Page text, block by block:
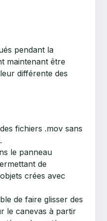
pendant la
maintenant être
différente des
fichiers .mov sans
le panneau
de
crées avec
de faire glisser des
le canevas à partir